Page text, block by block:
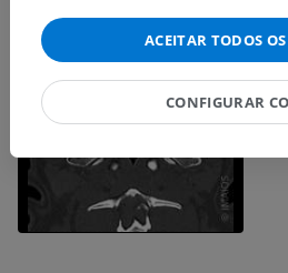
ACEITAR TODOS
CONFIGURAR